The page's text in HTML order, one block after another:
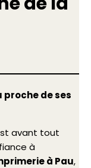
proche de ses
avant tout
à
à Pau,